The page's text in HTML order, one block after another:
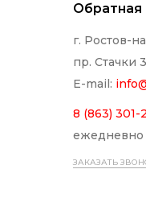
Обратная
г. Ростов-
пр. Стачки
E-mail:
8 (863) 301-
ежедневно
ЗАКАЗАТЬ